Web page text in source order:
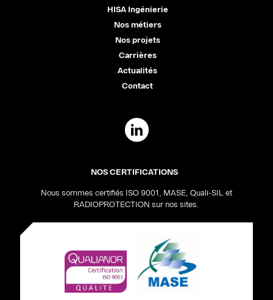
HISA Ingénierie
Nos métiers
Nos projets
Carrières
Actualités
Contact
NOS CERTIFICATIONS
Nous sommes certifiés ISO 9001, MASE, Quali-SIL et
RADIOPROTECTION sur nos sites.